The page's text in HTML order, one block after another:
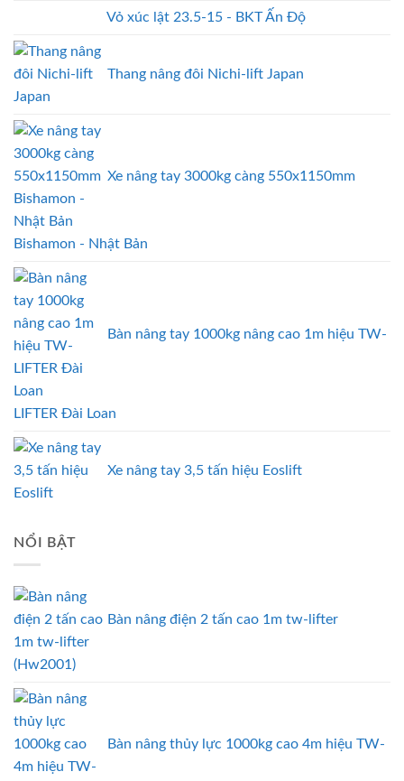
Vỏ xúc lật 23.5-15 - BKT Ấn Độ
Thang nâng đôi Nichi-lift Japan
Xe nâng tay 3000kg càng 550x1150mm
Bishamon - Nhật Bản
Bàn nâng tay 1000kg nâng cao 1m hiệu TW-
LIFTER Đài Loan
Xe nâng tay 3,5 tấn hiệu Eoslift
NỔI BẬT
Bàn nâng điện 2 tấn cao 1m tw-lifter
(Hw2001)
Bàn nâng thủy lực 1000kg cao 4m hiệu TW-